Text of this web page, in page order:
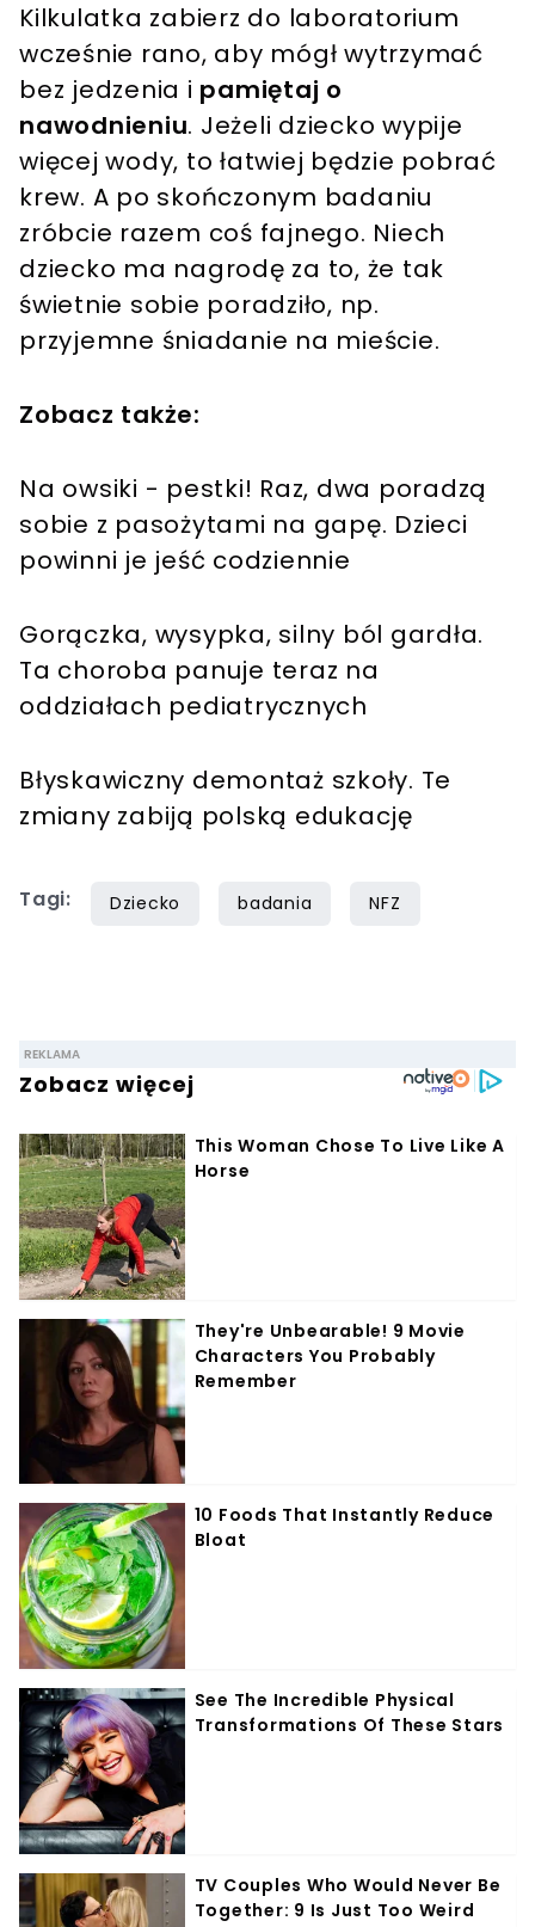
Kilkulatka zabierz do laboratorium
wcześnie rano, aby mógł wytrzymać
bez jedzenia i pamiętaj o
nawodnieniu. Jeżeli dziecko wypije
więcej wody, to łatwiej będzie pobrać
krew. A po skończonym badaniu
zróbcie razem coś fajnego. Niech
dziecko ma nagrodę za to, że tak
świetnie sobie poradziło, np.
przyjemne śniadanie na mieście.
Zobacz także:
Na owsiki - pestki! Raz, dwa poradzą
sobie z pasożytami na gapę. Dzieci
powinni je jeść codziennie
Gorączka, wysypka, silny ból gardła.
Ta choroba panuje teraz na
oddziałach pediatrycznych
Błyskawiczny demontaż szkoły. Te
zmiany zabiją polską edukację
Tagi: Dziecko badania NFZ